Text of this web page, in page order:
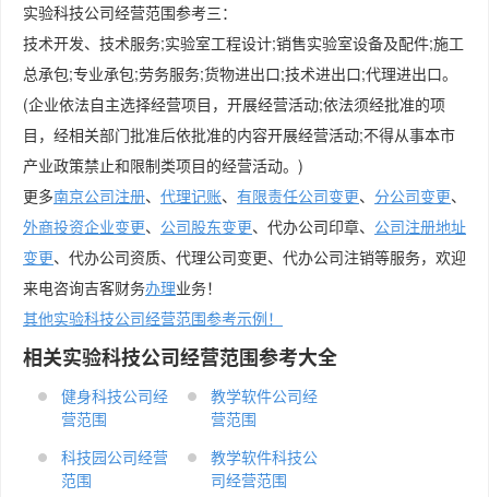
实验科技公司经营范围参考三：
技术开发、技术服务;实验室工程设计;销售实验室设备及配件;施工
总承包;专业承包;劳务服务;货物进出口;技术进出口;代理进出口。
(企业依法自主选择经营项目，开展经营活动;依法须经批准的项
目，经相关部门批准后依批准的内容开展经营活动;不得从事本市
产业政策禁止和限制类项目的经营活动。)
更多南京公司注册、 代理记账、 有限责任公司变更、 分公司变更、
外商投资企业变更、 公司股东变更、代办公司印章、 公司注册地址
变更、代办公司资质、代理公司变更、代办公司注销等服务，欢迎
来电咨询吉客财务办理业务！
其他实验科技公司经营范围参考示例！
相关实验科技公司经营范围参考大全
健身科技公司经
营范围
教学软件公司经
营范围
科技园公司经营
范围
教学软件科技公
司经营范围